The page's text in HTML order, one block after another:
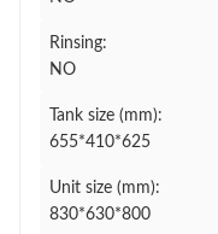
Rinsing:
NO
Tank size (mm):
655*410*625
Unit size (mm):
830*630*800